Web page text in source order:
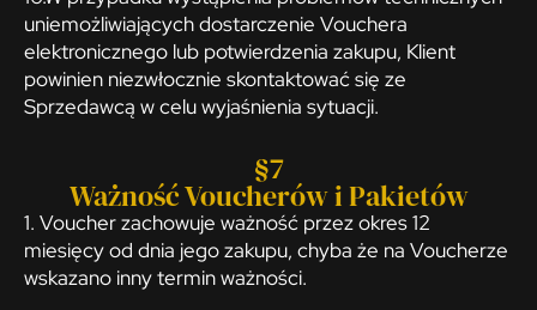
uniemożliwiających dostarczenie Vouchera
elektronicznego lub potwierdzenia zakupu, Klient
powinien niezwłocznie skontaktować się ze
Sprzedawcą w celu wyjaśnienia sytuacji.
§7
Ważność Voucherów i Pakietów
1. Voucher zachowuje ważność przez okres 12
miesięcy od dnia jego zakupu, chyba że na Voucherze
wskazano inny termin ważności.